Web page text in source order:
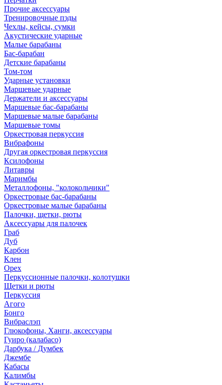
Прочие аксессуары
Тренировочные пэды
Чехлы, кейсы, сумки
Акустические ударные
Mалые барабаны
Бас-барабан
Детские барабаны
Том-том
Ударные установки
Маршевые ударные
Держатели и аксессуары
Маршевые бас-барабаны
Маршевые малые барабаны
Маршевые томы
Оркестровая перкуссия
Вибрафоны
Другая оркестровая перкуссия
Ксилофоны
Литавры
Маримбы
Металлофоны, "колокольчики"
Оркестровые бас-барабаны
Оркестровые малые барабаны
Палочки, щетки, рюты
Аксессуары для палочек
Граб
Дуб
Карбон
Клен
Орех
Перкуссионные палочки, колотушки
Щетки и рюты
Перкуссия
Агого
Бонго
Вибраслэп
Глюкофоны, Ханги, аксессуары
Гуиро (калабасо)
Дарбука / Думбек
Джембе
Кабасы
Калимбы